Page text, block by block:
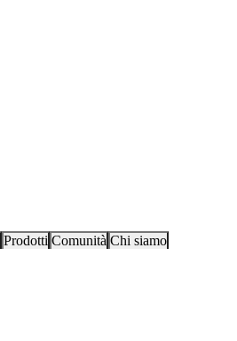
Prodotti Comunità Chi siamo